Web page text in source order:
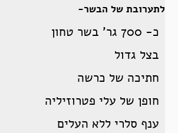
לתערובת של הבשר-
כ- 700 גר’ בשר טחון
בצל גדול
חתיכה של כרשה
חופן של עלי פטרוזיליה
ענף סלרי ללא העלים